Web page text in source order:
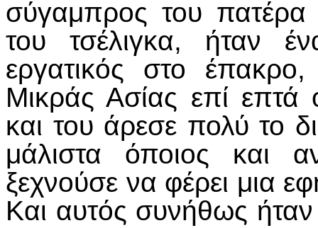
σύγαμπρος του πατέρα
του τσέλιγκα, ήταν
εργατικός στο
Μικράς Ασίας επί
και του άρεσε πολύ το
μάλιστα όποιος και
ξεχνούσε να φέρει μια
Και αυτός συνήθως